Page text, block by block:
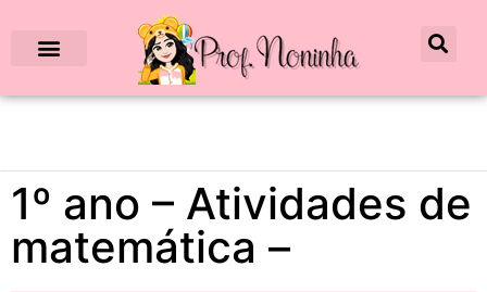
1º ano – Atividades de
matemática –